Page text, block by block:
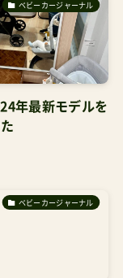
ベビーカージャーナル
年最新モデルを
ベビーカージャーナル